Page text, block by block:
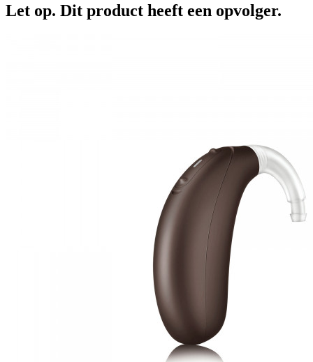
Let op. Dit product heeft een opvolger.